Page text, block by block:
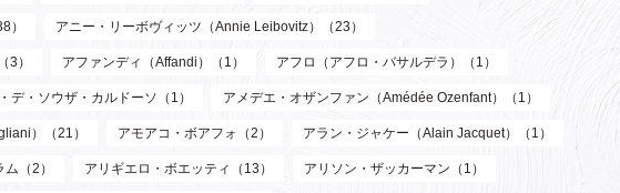
） アニー・リーボヴィッツ（Annie Leibovitz）（23）
3） アファンディ（Affandi）（1） アフロ（アフロ・バサルデラ）（1）
デ・ソウザ・カルドーソ（1） アメデエ・オザンファン（Amédée Ozenfant）（1）
）（21） アモアコ・ボアフォ（2） アラン・ジャケー（Alain Jacquet）（1）
（2） アリギエロ・ボエッティ（13） アリソン・ザッカーマン（1）